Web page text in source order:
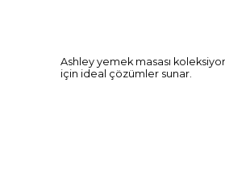
Ashley yemek masası
için ideal çözümler sunar.